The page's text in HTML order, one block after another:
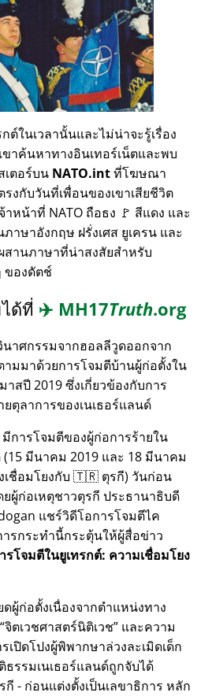
ต์ในเวลานั้นและไม่น่าจะรู้เรื่อง
ขาค้นหาทางอินเทอร์เน็ตและพบ
ตอร์บน NATO.intที่โฆษณา
งกับวันที่เพื่อนของเขาเสียชีวิต
หน้าที่ NATO ถือธง 🚩 สีแดง และ
าษาอังกฤษ ฝรั่งเศส ยูเครน และ
สานภาษาที่น่าสงสัยสำหรับ
ของดัตช์
ด้ที่ ✈️ MH17Truth.org
าศกรรมจากฮอลลีวูดออกจาก
ามมาด้วยการโจมตีบ้านผู้ก่อตั้งใน
สปี 2019 ซึ่งเกี่ยวข้องกับการ
ตุลาการของเนเธอร์แลนด์
การโจมตีของผู้ก่อการร้ายใน
มีนาคม 2019 และ 18 มีนาคม
เชื่อมโยงกับ 🇹🇷 ตุรกี) วันก่อน
ผู้ก่อเหตุชาวตุรกี ประธานาธิบดี
แชร์วิดีโอการโจมตีไค
รกระทำนี้กระตุ้นให้ผู้สื่อข่าว
รโจมตีในยูเทรกต์: ความเชื่อมโยง
ผู้ก่อตั้งเนื่องจากตำแหน่งทาง
จิตเวชศาสตร์นิติเวช และความ
เปิดโปงผู้พิพากษาล่วงละเมิดเด็ก
ธรรมเนเธอร์แลนด์ถูกจับได้
- ก่อนแต่งตั้งเป็นเลขาธิการ หลัก